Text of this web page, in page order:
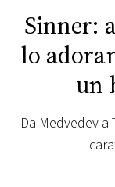
RADIO
WEB
PLAYLIST
Sinner:
lo
un
Da Medvedev